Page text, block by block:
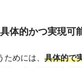
体的かつ実現可
めには、 具体的で